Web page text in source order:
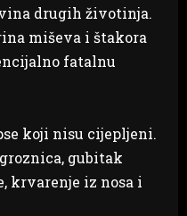
drugih životinja.
miševa i štakora
fatalnu
koji nisu cijepljeni.
gubitak
krvarenje iz nosa i